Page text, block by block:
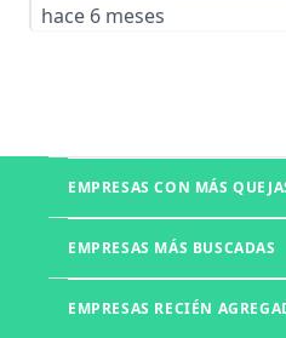
hace 6 meses
EMPRESAS CON MÁS
UNITEC
EMPRESAS MÁS BUSCADAS
EMPRESAS RECIÉN